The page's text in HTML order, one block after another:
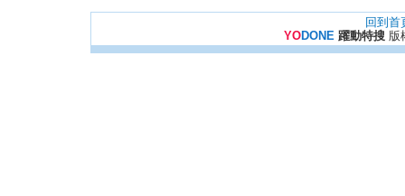
回到首
YODONE 躍動特搜版